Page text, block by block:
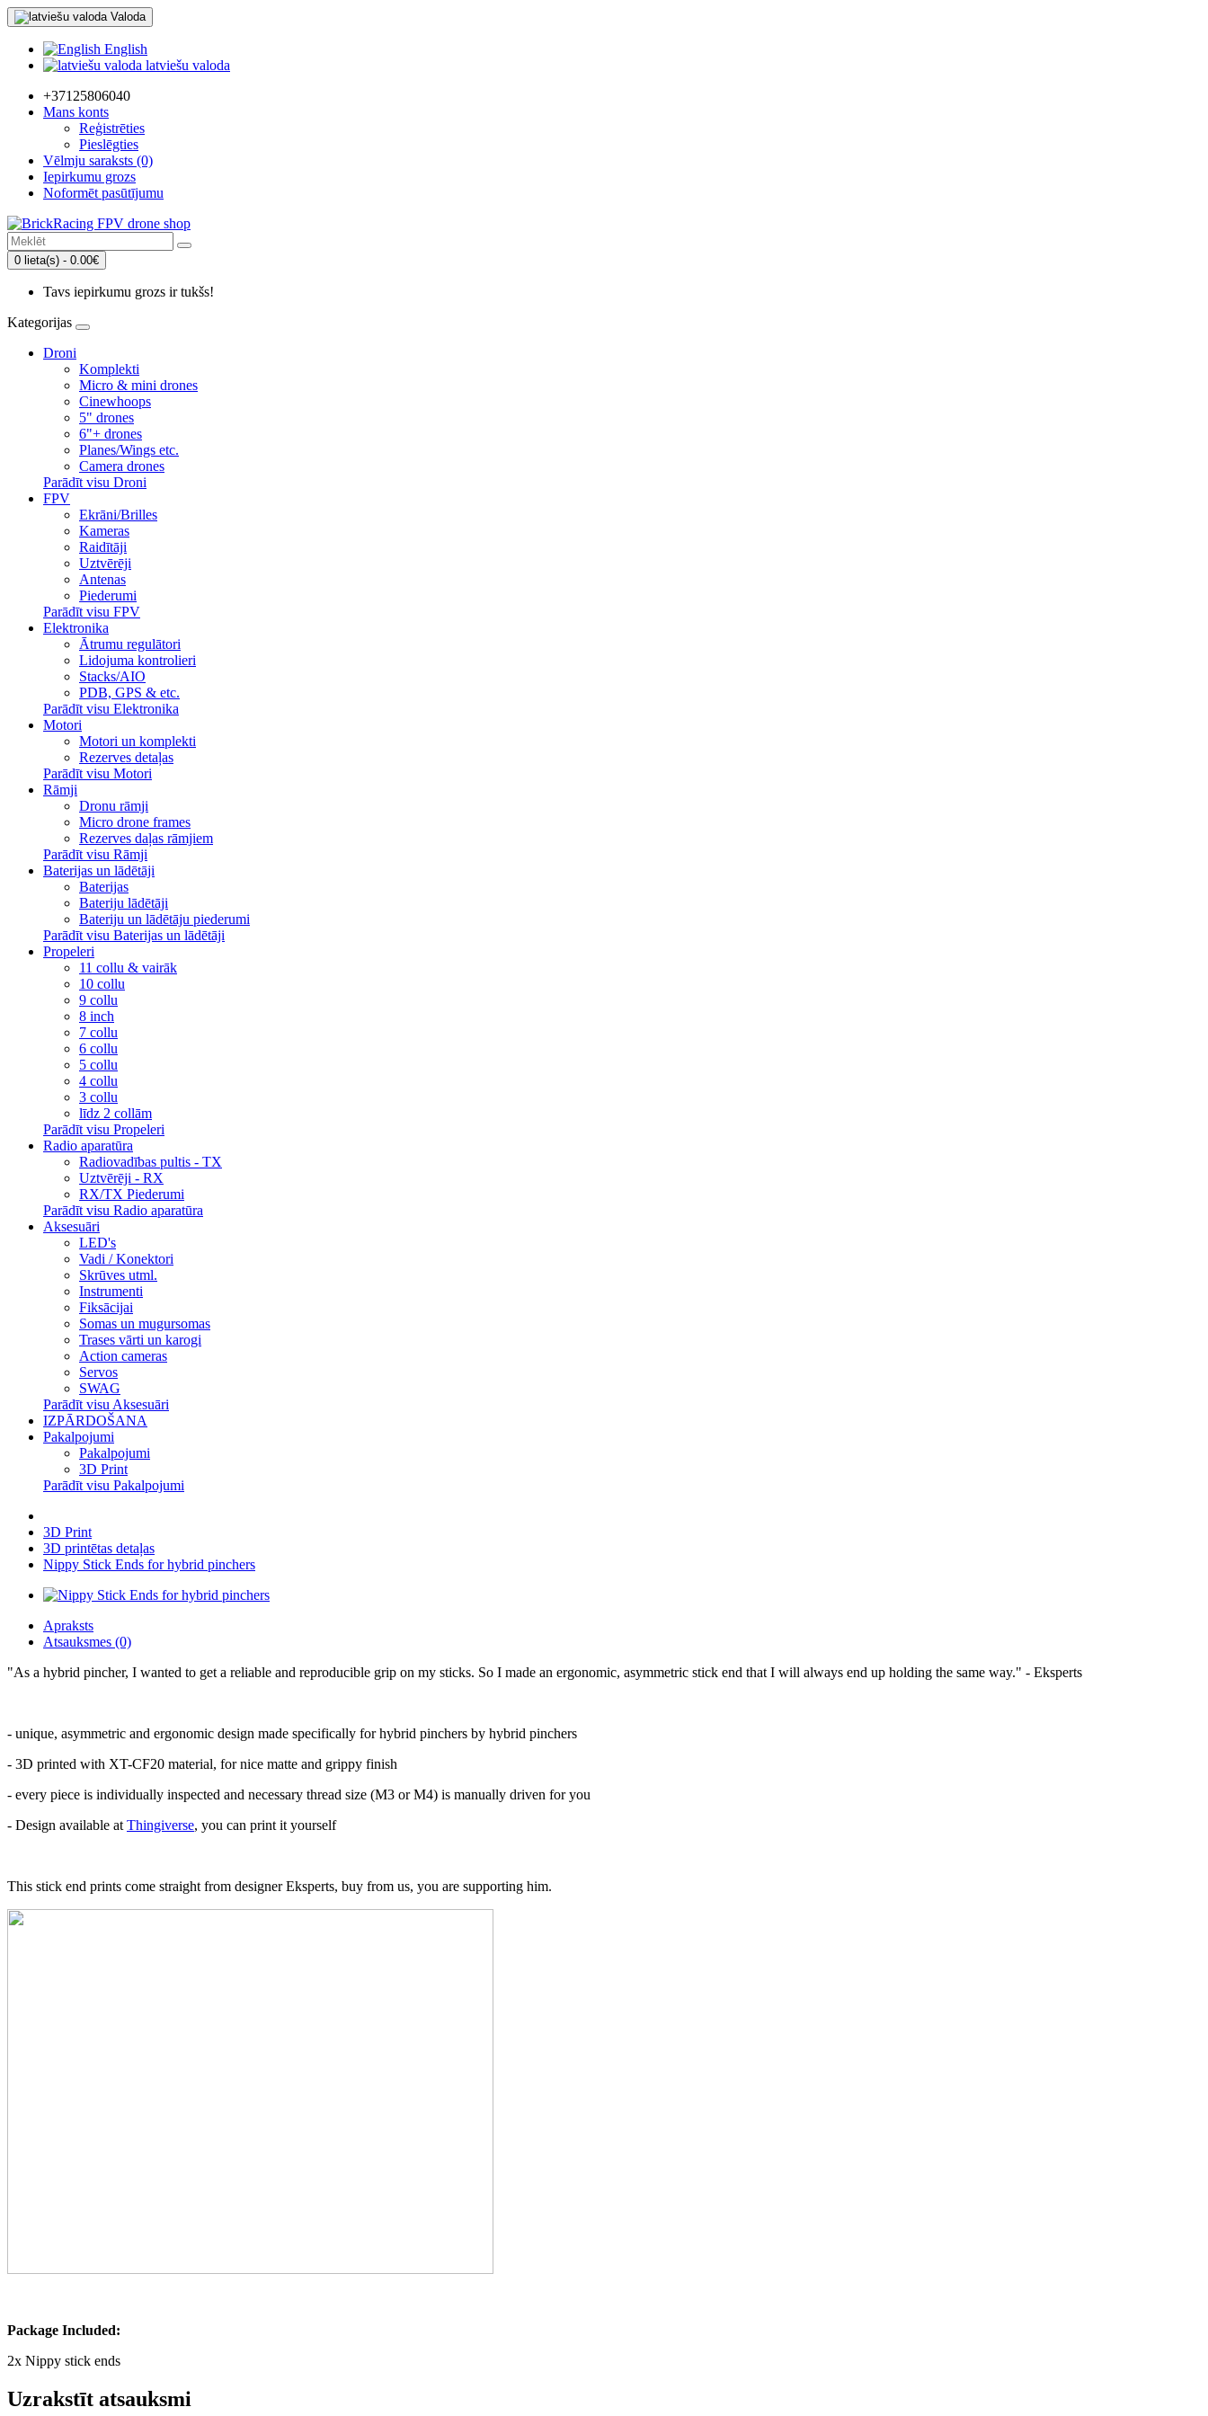
Valoda
English
latviešu valoda
+37125806040
Mans konts
Reģistrēties
Pieslēgties
Vēlmju saraksts (0)
Iepirkumu grozs
Noformēt pasūtījumu
0 lieta(s) - 0.00€
Tavs iepirkumu grozs ir tukšs!
Kategorijas
Droni
Komplekti
Micro & mini drones
Cinewhoops
5" drones
6"+ drones
Planes/Wings etc.
Camera drones
Parādīt visu Droni
FPV
Ekrāni/Brilles
Kameras
Raidītāji
Uztvērēji
Antenas
Piederumi
Parādīt visu FPV
Elektronika
Ātrumu regulātori
Lidojuma kontrolieri
Stacks/AIO
PDB, GPS & etc.
Parādīt visu Elektronika
Motori
Motori un komplekti
Rezerves detaļas
Parādīt visu Motori
Rāmji
Dronu rāmji
Micro drone frames
Rezerves daļas rāmjiem
Parādīt visu Rāmji
Baterijas un lādētāji
Baterijas
Bateriju lādētāji
Bateriju un lādētāju piederumi
Parādīt visu Baterijas un lādētāji
Propeleri
11 collu & vairāk
10 collu
9 collu
8 inch
7 collu
6 collu
5 collu
4 collu
3 collu
līdz 2 collām
Parādīt visu Propeleri
Radio aparatūra
Radiovadības pultis - TX
Uztvērēji - RX
RX/TX Piederumi
Parādīt visu Radio aparatūra
Aksesuāri
LED's
Vadi / Konektori
Skrūves utml.
Instrumenti
Fiksācijai
Somas un mugursomas
Trases vārti un karogi
Action cameras
Servos
SWAG
Parādīt visu Aksesuāri
IZPĀRDOŠANA
Pakalpojumi
Pakalpojumi
3D Print
Parādīt visu Pakalpojumi
3D Print
3D printētas detaļas
Nippy Stick Ends for hybrid pinchers
Apraksts
Atsauksmes (0)
"As a hybrid pincher, I wanted to get a reliable and reproducible grip on my sticks. So I made an ergonomic, asymmetric stick end that I will always end up holding the same way." - Eksperts
- unique, asymmetric and ergonomic design made specifically for hybrid pinchers by hybrid pinchers
- 3D printed with XT-CF20 material, for nice matte and grippy finish
- every piece is individually inspected and necessary thread size (M3 or M4) is manually driven for you
- Design available at Thingiverse, you can print it yourself
This stick end prints come straight from designer Eksperts, buy from us, you are supporting him.
Package Included:
2x Nippy stick ends
Uzrakstīt atsauksmi